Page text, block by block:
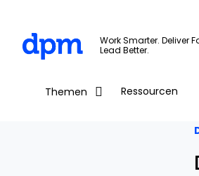
Skip to main content
Work Smarter. Deliver
Lead Better.
Themen Ressourcen